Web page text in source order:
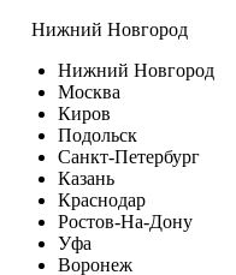
Нижний Новгород
Нижний Новгород
Москва
Киров
Подольск
Санкт-Петербург
Казань
Краснодар
Ростов-На-Дону
Уфа
Воронеж